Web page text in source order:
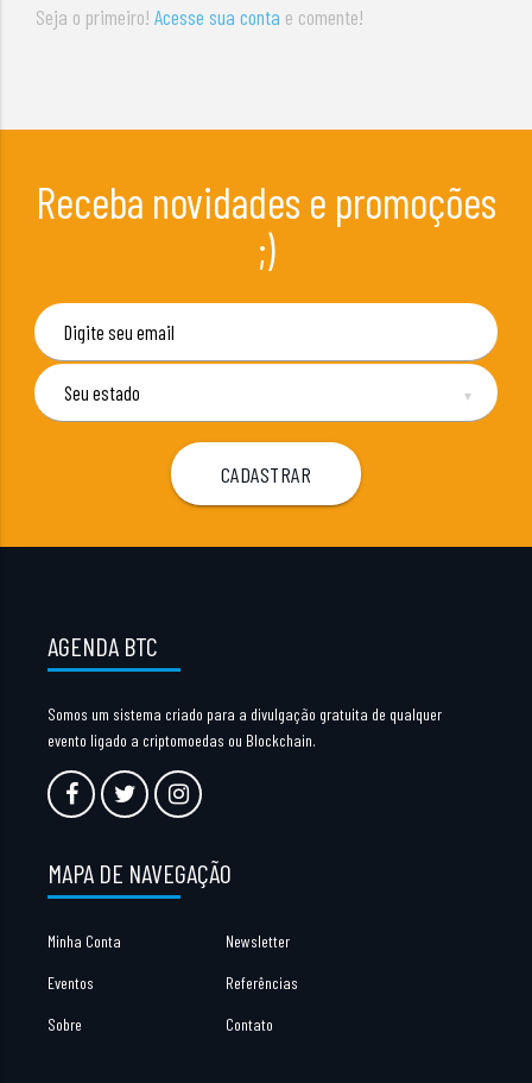
Seja o primeiro!Acesse sua conta e comente!
Receba novidades e promoções
;)
▼
AGENDA BTC
Somos um sistema criado para a divulgação gratuita de qualquer
evento ligado a criptomoedas ou Blockchain.
MAPA DE NAVEGAÇÃO
Minha Conta Newsletter
Eventos Referências
Sobre Contato